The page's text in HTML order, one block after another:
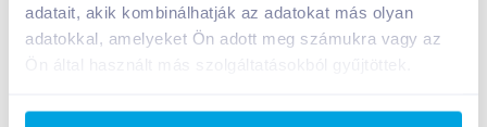
adatait, akik kombinálhatják az adatokat más olyan
adatokkal, amelyeket Ön adott meg számukra vagy az
Ön által használt más szolgáltatásokból gyűjtöttek.